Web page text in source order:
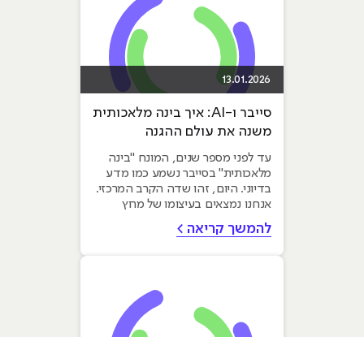
13.01.2026
סייבר ו-AI: איך בינה מלאכותית
משנה את עולם ההגנה
והתקיפה
עד לפני מספר שנים, המונח "בינה
מלאכותית" בסייבר נשמע כמו מדע
בדיוני. היום, זהו שדה הקרב המרכזי.
אנחנו נמצאים בעיצומו של מרוץ
חימוש...
להמשך קריאה >